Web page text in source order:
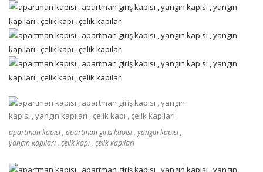
apartman kapısı , apartman giriş kapısı , yangın kapısı ,
yangın kapıları , çelik kapı , çelik kapıları